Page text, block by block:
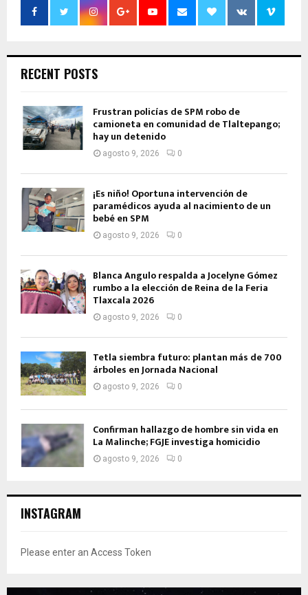
RECENT POSTS
Frustran policías de SPM robo de
camioneta en comunidad de Tlaltepango;
hay un detenido
agosto 9, 2026 0
¡Es niño! Oportuna intervención de
paramédicos ayuda al nacimiento de un
bebé en SPM
agosto 9, 2026 0
Blanca Angulo respalda a Jocelyne Gómez
rumbo a la elección de Reina de la Feria
Tlaxcala 2026
agosto 9, 2026 0
Tetla siembra futuro: plantan más de 700
árboles en Jornada Nacional
agosto 9, 2026 0
Confirman hallazgo de hombre sin vida en
La Malinche; FGJE investiga homicidio
agosto 9, 2026 0
INSTAGRAM
Please enter an Access Token